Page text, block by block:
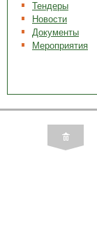
Тендеры
Новости
Документы
Мероприятия